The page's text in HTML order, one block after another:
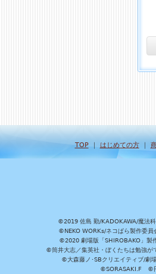
TOP｜ はじめての方｜
©2019 佐島 勤/KADOKAWA/魔法
©NEKO WORKs/ネコぱら製作委
©2020 劇場版「SHIROBAKO」
©筒井大志／集英社・ぼくたちは勉強
©大森藤ノ･SBクリエイティブ/
©SORASAKI.F ©